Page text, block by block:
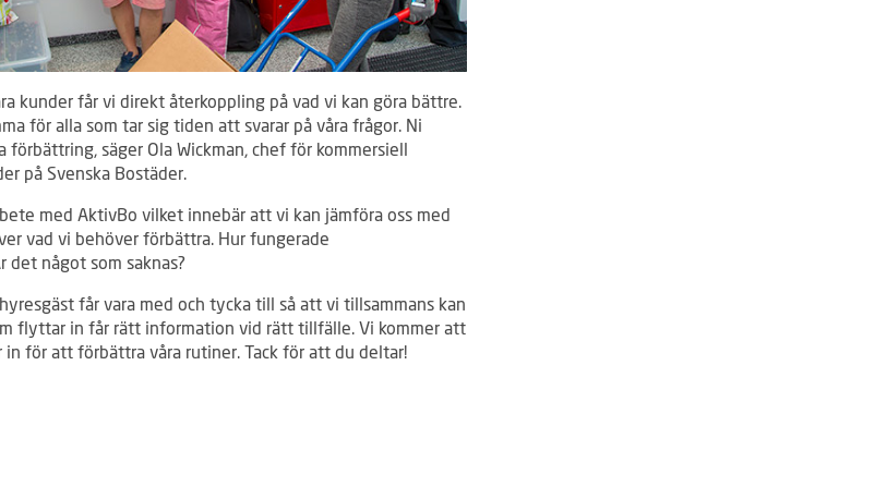
kunder får vi direkt återkoppling på vad vi kan göra bättre.
för alla som tar sig tiden att svarar på våra frågor. Ni
säger Ola Wickman, chef för kommersiell
på Svenska Bostäder.
med AktivBo vilket innebär att vi kan jämföra oss med
vad vi behöver förbättra. Hur fungerade
det något som saknas?
får vara med och tycka till så att vi tillsammans kan
flyttar in får rätt information vid rätt tillfälle. Vi kommer att
in för att förbättra våra rutiner. Tack för att du deltar!